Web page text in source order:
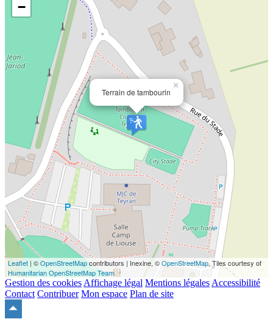
Terrain de tambourin
×
−
Leaflet | ©OpenStreetMapcontributors | Inexine, ©OpenStreetMap, Tiles courtesy of
Humanitarian OpenStreetMap Team
Gestion des cookies Affichage légal Mentions légales Accessibilité
Contact Contribuer Mon espace Plan de site